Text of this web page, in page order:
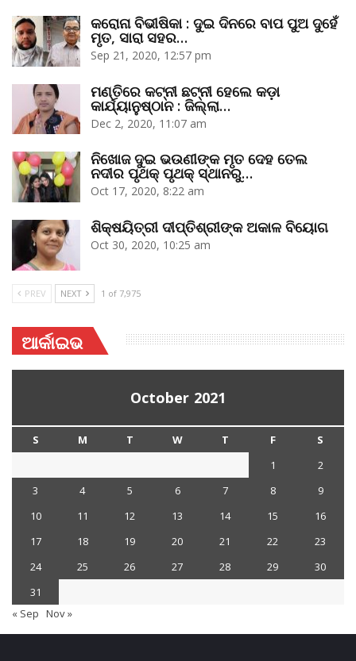
କରୋନା ବିଭୀଷିକା : ଦୁଇ ଦିନରେ ବାପ ପୁଅ ଦୁହେଁ
ମୃତ, ସାରା ସହର…
Sep 21, 2020, 12:57 pm
ମଣ୍ତିରେ କଟ୍‌ନୀ ଛଟ୍‌ନୀ ହେଲେ କଡ଼ା
କାର୍ଯ୍ୟାନୁଷ୍ଠାନ : ଜିଲ୍ଲା…
Dec 2, 2020, 11:07 am
ନିଖୋଜ ଦୁଇ ଭଉଣୀଙ୍କ ମୃତ ଦେହ ତେଲ
ନଦୀର ପୃଥକ୍‌ ପୃଥକ୍‌ ସ୍ଥାନରୁ…
Oct 17, 2020, 8:22 am
ଶିକ୍ଷୟିତ୍ରୀ ଦୀପ୍ତିଶ୍ରୀଙ୍କ ଅକାଳ ବିୟୋଗ
Oct 30, 2020, 10:25 am
PREV NEXT 1 of 7,975
ଆର୍କାଇଭ
October 2021
S M T W T F
S
1
2
3
4 5 6 7 8
9
10
11 12 13 14 15
16
17
18 19 20 21 22
23
24
25 26 27 28 29
30
31
« Sep Nov »